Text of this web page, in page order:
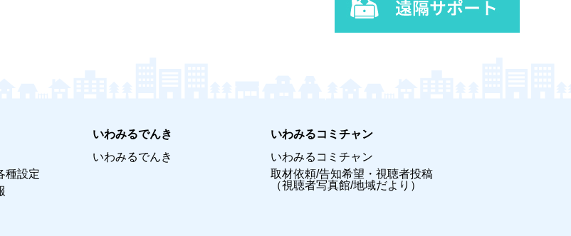
種設定
いわみるでんき
いわみるでんき
いわみるコミチャン
いわみるコミチャン
取材依頼/告知希望・視聴者投稿
（視聴者写真館/地域だより）